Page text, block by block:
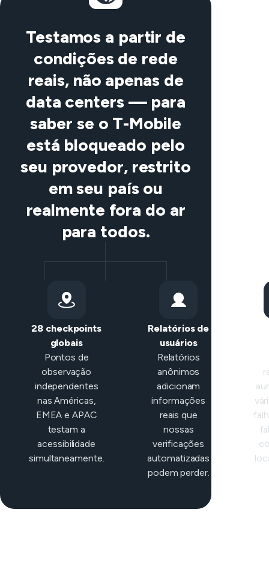
Testamos a partir de
condições de rede
reais, não apenas de
data centers — para
saber se o T-Mobile
está bloqueado pelo
seu provedor, restrito
em seu país ou
realmente fora do ar
para todos.
28 checkpoints
globais
Pontos de
observação
independentes
nas Américas,
EMEA e APAC
testam a
acessibilidade
simultaneamente.
Relatórios de
usuários
Relatórios
anônimos
adicionam
informações
reais que
nossas
verificações
automatizadas
podem perder.